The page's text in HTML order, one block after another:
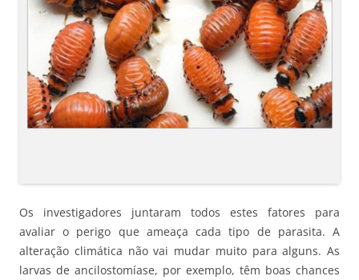
Os investigadores juntaram todos estes fatores para
avaliar o perigo que ameaça cada tipo de parasita. A
alteração climática não vai mudar muito para alguns. As
larvas de ancilostomíase, por exemplo, têm boas chances